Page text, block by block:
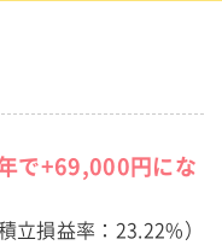
で+69,000円にな
立損益率：23.22%）